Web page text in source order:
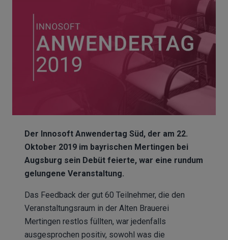
Der Innosoft Anwendertag Süd, der am 22.
Oktober 2019 im bayrischen Mertingen bei
Augsburg sein Debüt feierte, war eine rundum
gelungene Veranstaltung.
Das Feedback der gut 60 Teilnehmer, die den
Veranstaltungsraum in der Alten Brauerei
Mertingen restlos füllten, war jedenfalls
ausgesprochen positiv, sowohl was die